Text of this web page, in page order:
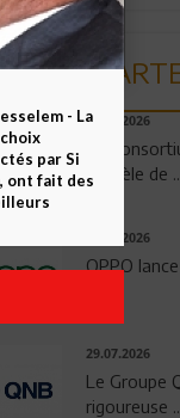
06.08.2026
Un
modèle de
04.08.2026
OPPO
29.07.2026
Le Groupe
rigoureuse
- La
par Si
ont fait des